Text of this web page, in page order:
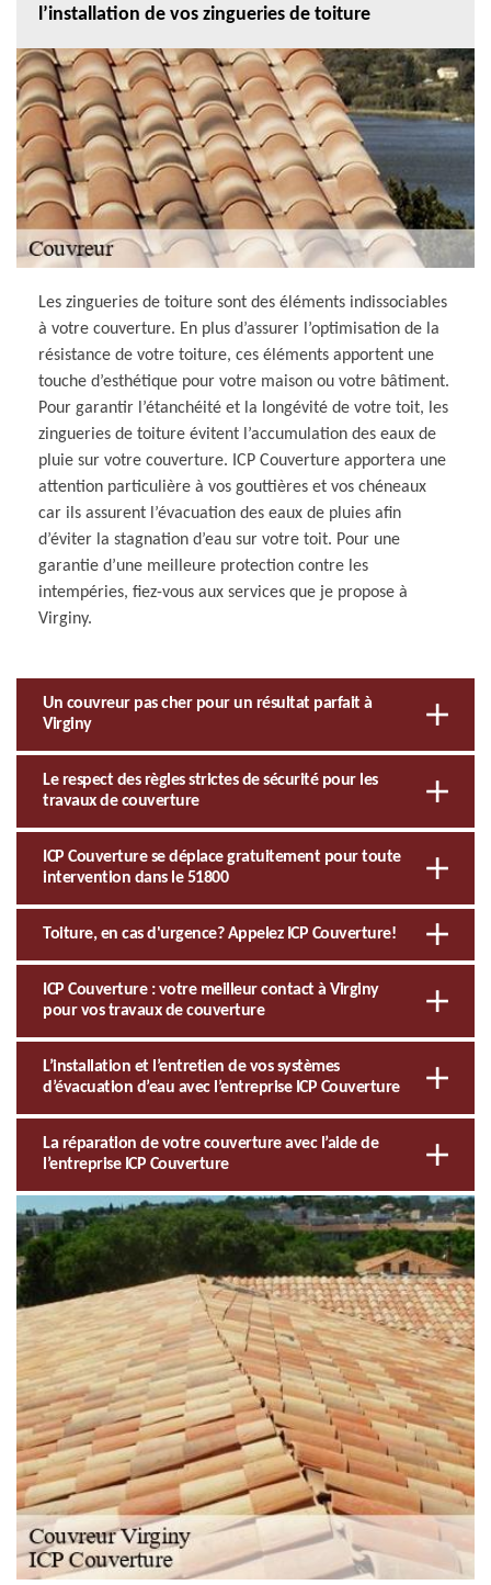
l’installation de vos zingueries de toiture
Les zingueries de toiture sont des éléments indissociables
à votre couverture. En plus d’assurer l’optimisation de la
résistance de votre toiture, ces éléments apportent une
touche d’esthétique pour votre maison ou votre bâtiment.
Pour garantir l’étanchéité et la longévité de votre toit, les
zingueries de toiture évitent l’accumulation des eaux de
pluie sur votre couverture. ICP Couverture apportera une
attention particulière à vos gouttières et vos chéneaux
car ils assurent l’évacuation des eaux de pluies afin
d’éviter la stagnation d’eau sur votre toit. Pour une
garantie d’une meilleure protection contre les
intempéries, fiez-vous aux services que je propose à
Virginy.
Un couvreur pas cher pour un résultat parfait à
Virginy
Le respect des règles strictes de sécurité pour les
travaux de couverture
ICP Couverture se déplace gratuitement pour toute
intervention dans le 51800
Toiture, en cas d'urgence? Appelez ICP Couverture!
ICP Couverture : votre meilleur contact à Virginy
pour vos travaux de couverture
L’installation et l’entretien de vos systèmes
d’évacuation d’eau avec l’entreprise ICP Couverture
La réparation de votre couverture avec l’aide de
l’entreprise ICP Couverture